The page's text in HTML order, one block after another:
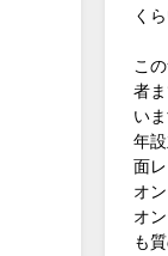
く
こ
者
い
年
面
オ
オ
も